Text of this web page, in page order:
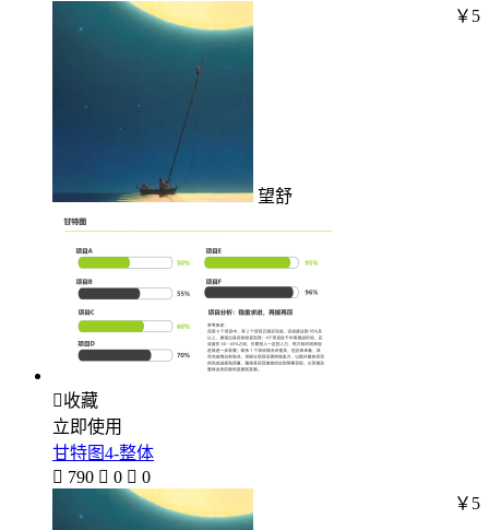
望舒
￥5
收藏
立即使用
甘特图4-整体
 790  0  0
￥5